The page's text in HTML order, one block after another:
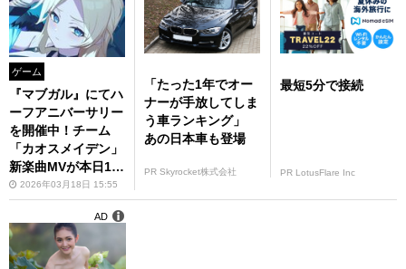
ゲーム
『マブガル』にてハ
ーフアニバーサリー
を開催中！チーム
「カオスメイデン」
新楽曲MVが本日19
時にYouTubeでプ
レミア公開
2026年03月18日 15:55
「たった1年でオー
ナーが手放してしま
う車ランキング」
あの日本車も登場
PR Skyrocket株式会社
最短5分で接続
PR LotusFlare Inc
AD